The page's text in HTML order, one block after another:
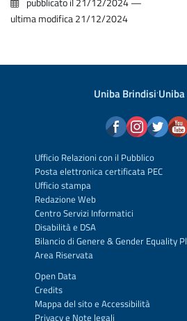
ultima modifica21/12/2024
Uniba Brindisi·
Ufficio Relazioni con il Pubblico
Posta elettronica certificata PEC
Ufficio stampa
Redazione Web
Centro Servizi Informatici
Disabilità e DSA
Bilancio di Genere & Gender Equality
Area Riservata
Open Data
Credits
Mappa del sitoe Accessibilità
Privacye Note legali